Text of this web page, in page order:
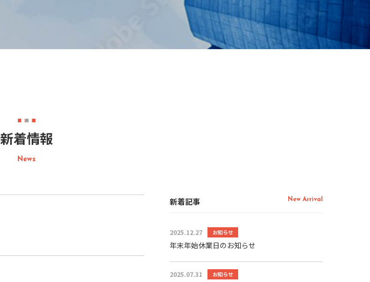
新着情報
News
新着記事 New Arrival
2025.12.27 お知らせ
年末年始休業日のお知らせ
2025.07.31 お知らせ